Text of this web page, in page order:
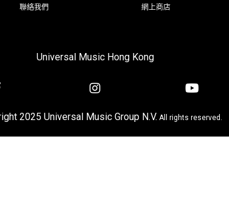
聯絡我們 網上商店
Universal Music Hong Kong
2025 Universal Music Group N.V. All rights reserved.